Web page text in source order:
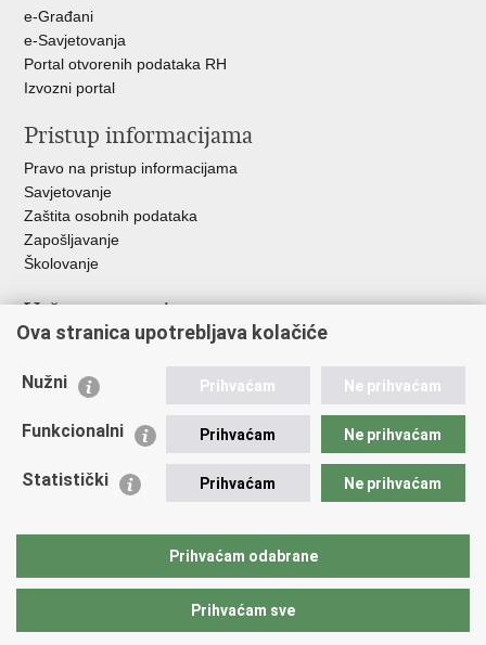
e-Građani
e-Savjetovanja
Portal otvorenih podataka RH
Izvozni portal
Pristup informacijama
Pravo na pristup informacijama
Savjetovanje
Zaštita osobnih podataka
Zapošljavanje
Školovanje
Važne poveznice
Ministarstvo unutarnjih poslova
Udruge
Policijska akademija
Zaklada policijske solidarnosti
Vučetić"
Ova stranica upotrebljava kolačiće
Nužni Prihvaćam Ne prihvaćam
Funkcionalni Prihvaćam Ne prihvaćam
Statistički Prihvaćam Ne prihvaćam
Prihvaćam odabrane
Prihvaćam sve